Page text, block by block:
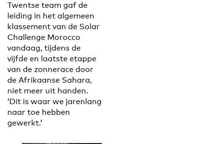
Twentse team gaf de
leiding in het algemeen
klassement van de Solar
Challenge Morocco
vandaag, tijdens de
vijfde en laatste etappe
van de zonnerace door
de Afrikaanse Sahara,
niet meer uit handen.
‘Dit is waar we jarenlang
naar toe hebben
gewerkt.’